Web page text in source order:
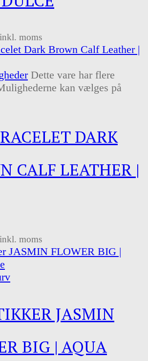
inkl. moms
Dette vare har flere
kan vælges på
DARK
CALF LEATHER |
inkl. moms
JASMIN
BIG | AQUA